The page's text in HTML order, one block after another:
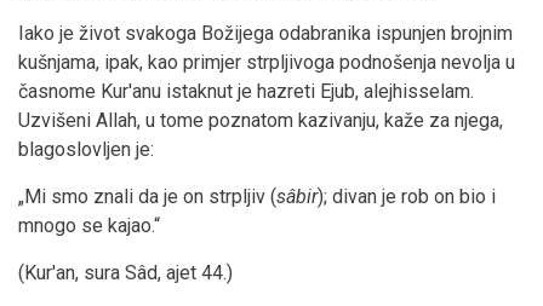
Iako je život svakoga Božijega odabranika ispunjen brojnim
kušnjama, ipak, kao primjer strpljivoga podnošenja nevolja u
časnome Kur'anu istaknut je hazreti Ejub, alejhisselam.
Uzvišeni Allah, u tome poznatom kazivanju, kaže za njega,
blagoslovljen je:
„Mi smo znali da je on strpljiv (sâbir); divan je rob on bio i
mnogo se kajao.“
(Kur'an, sura Sâd, ajet 44.)